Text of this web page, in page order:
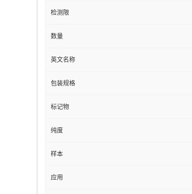
检测限
数量
英文名称
包装规格
标记物
纯度
样本
应用